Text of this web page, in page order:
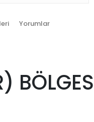
Yorumlar